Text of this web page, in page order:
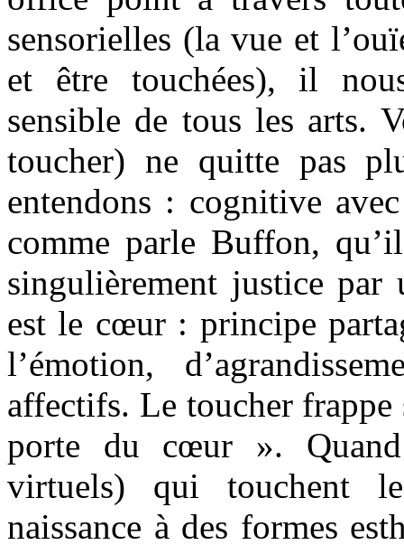
sensorielles (la vue et
et être touchées), il
sensible de tous les arts.
toucher) ne quitte pas
entendons : cognitive
comme parle Buffon,
singulièrement justice
est le cœur : principe
l’émotion,
affectifs. Le toucher frappe
porte du cœur ».
virtuels) qui touchent
naissance à des formes